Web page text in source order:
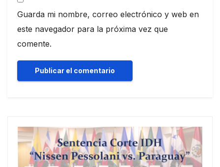
Guarda mi nombre, correo electrónico y web en
este navegador para la próxima vez que
comente.